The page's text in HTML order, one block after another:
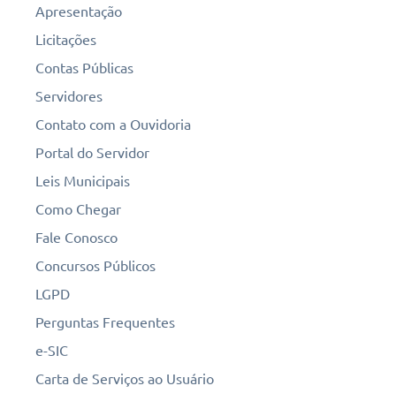
Apresentação
Licitações
Contas Públicas
Servidores
Contato com a Ouvidoria
Portal do Servidor
Leis Municipais
Como Chegar
Fale Conosco
Concursos Públicos
LGPD
Perguntas Frequentes
e-SIC
Carta de Serviços ao Usuário